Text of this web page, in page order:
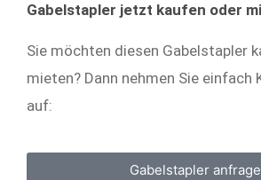
Gabelstapler jetzt kaufen oder
Sie möchten diesen Gabelstapler
mieten? Dann nehmen Sie einfach
auf:
Gabelstapler